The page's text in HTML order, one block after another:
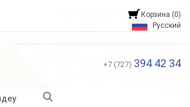
Корзина (0)
Русский
+7 (727) 394 42 34